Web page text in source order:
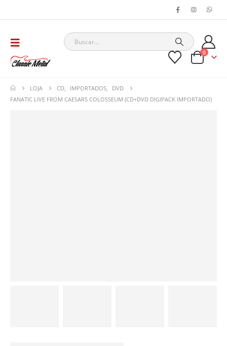
0
LOJA CD IMPORTADOS
DVD
FANATIC LIVE FROM CAESARS COLOSSEUM (CD+DVD DIGIPACK IMPORTADO)